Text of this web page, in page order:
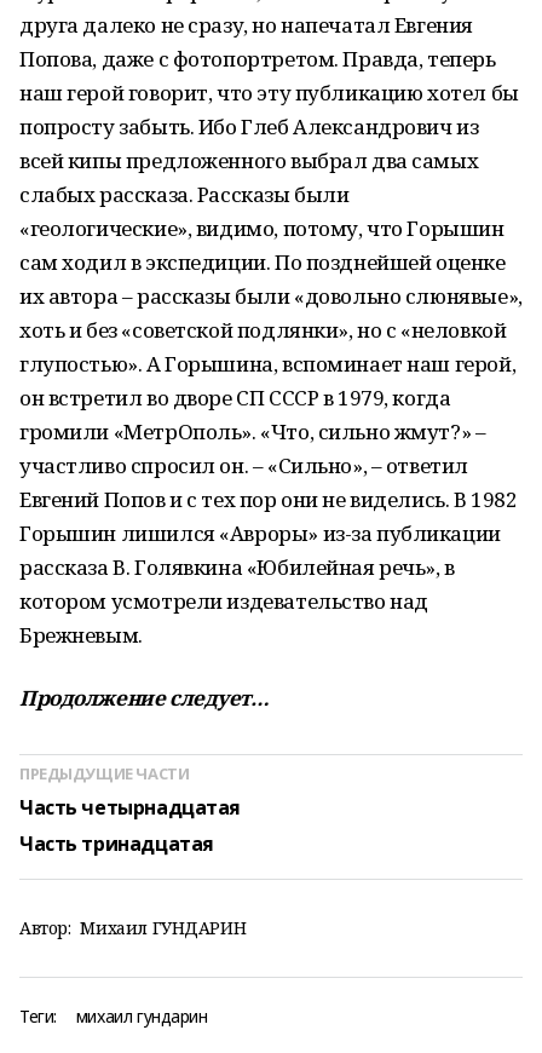
друга далеко не сразу, но напечатал Евгения
Попова, даже с фотопортретом. Правда, теперь
наш герой говорит, что эту публикацию хотел бы
попросту забыть. Ибо Глеб Александрович из
всей кипы предложенного выбрал два самых
слабых рассказа. Рассказы были
«геологические», видимо, потому, что Горышин
сам ходил в экспедиции. По позднейшей оценке
их автора – рассказы были «довольно слюнявые»,
хоть и без «советской подлянки», но с «неловкой
глупостью». А Горышина, вспоминает наш герой,
он встретил во дворе СП СССР в 1979, когда
громили «МетрОполь». «Что, сильно жмут?» –
участливо спросил он. – «Сильно», – ответил
Евгений Попов и с тех пор они не виделись. В 1982
Горышин лишился «Авроры» из-за публикации
рассказа В. Голявкина «Юбилейная речь», в
котором усмотрели издевательство над
Брежневым.
Продолжение следует…
ПРЕДЫДУЩИЕ ЧАСТИ
Часть четырнадцатая
Часть тринадцатая
Автор: Михаил ГУНДАРИН
Теги: михаил гундарин